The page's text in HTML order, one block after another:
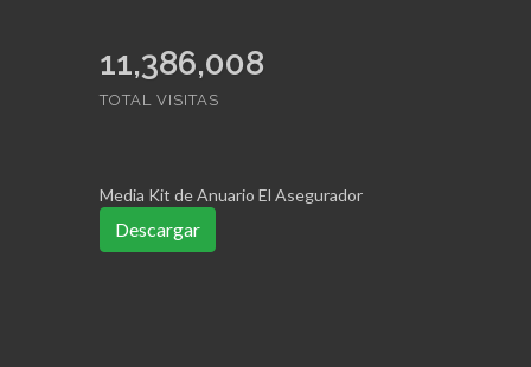
11,386,008
TOTAL VISITAS
Media Kit de Anuario El Asegurador
Descargar